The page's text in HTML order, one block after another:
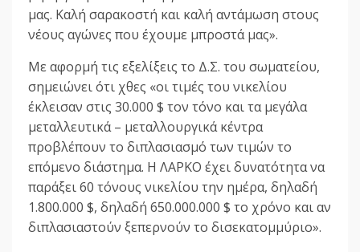
μας. Καλή σαρακοστή και καλή αντάμωση στους
νέους αγώνες που έχουμε μπροστά μας».
Με αφορμή τις εξελίξεις το Δ.Σ. του σωματείου,
σημειώνει ότι χθες «οι τιμές του νικελίου
έκλεισαν στις 30.000 $ τον τόνο και τα μεγάλα
μεταλλευτικά – μεταλλουργικά κέντρα
προβλέπουν το διπλασιασμό των τιμών το
επόμενο διάστημα. Η ΛΑΡΚΟ έχει δυνατότητα να
παράξει 60 τόνους νικελίου την ημέρα, δηλαδή
1.800.000 $, δηλαδή 650.000.000 $ το χρόνο και αν
διπλασιαστούν ξεπερνούν το δισεκατομμύριο».